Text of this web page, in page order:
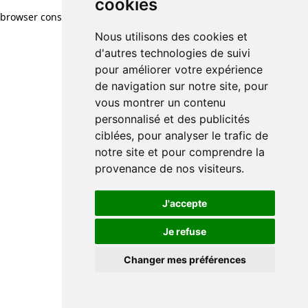
cookies
Nous utilisons des cookies et
d'autres technologies de suivi
pour améliorer votre expérience
de navigation sur notre site, pour
vous montrer un contenu
personnalisé et des publicités
ciblées, pour analyser le trafic de
notre site et pour comprendre la
provenance de nos visiteurs.
J'accepte
Je refuse
Changer mes préférences
browser console for more information)